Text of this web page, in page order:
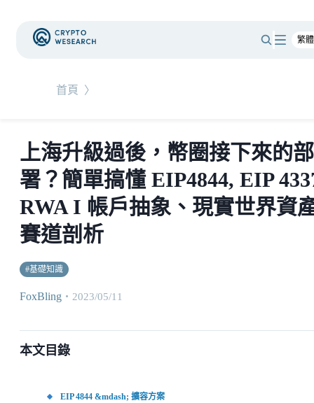
首頁 〉
上海升級過後，幣圈接下來的部
署？簡單搞懂 EIP4844, EIP
RWA I 帳戶抽象、現實世界資
賽道剖析
#基礎知識
FoxBling ・ 2023/05/11
本文目錄
EIP 4844 &mdash; 擴容方案